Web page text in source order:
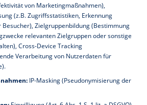
von Marketingmaßnahmen),
(z.B. Zugriffsstatistiken, Erkennung
Zielgruppenbildung (Bestimmung
relevanten Zielgruppen oder sonstige
Cross-Device Tracking
Verarbeitung von Nutzerdaten für
IP-Masking (Pseudonymisierung der